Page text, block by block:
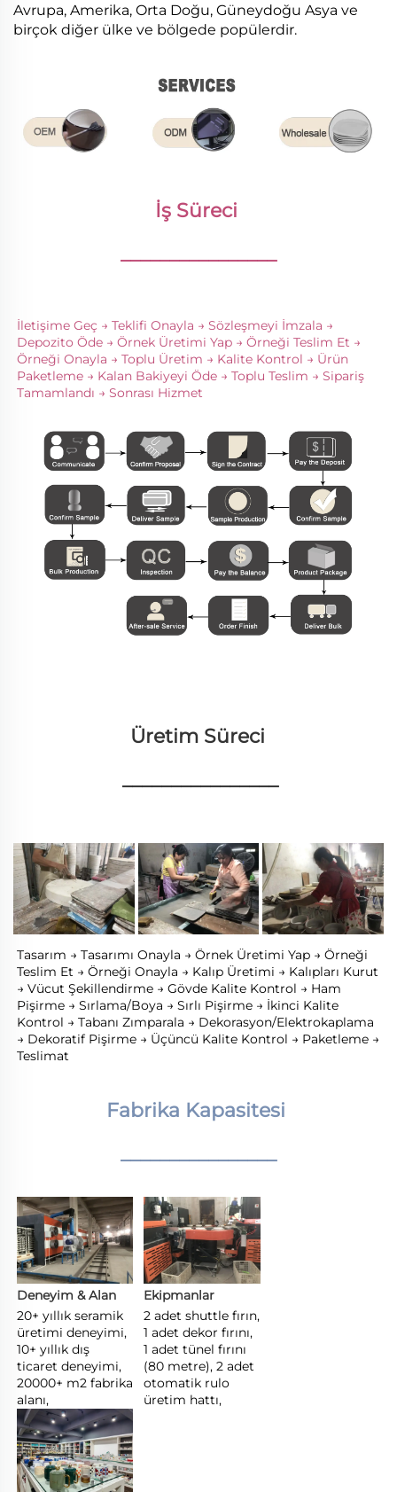
Avrupa, Amerika, Orta Doğu, Güneydoğu Asya ve
birçok diğer ülke ve bölgede popülerdir.
İş Süreci
________________
İletişime Geç → Teklifi Onayla → Sözleşmeyi İmzala →
Depozito Öde → Örnek Üretimi Yap → Örneği Teslim Et →
Örneği Onayla → Toplu Üretim → Kalite Kontrol → Ürün
Paketleme → Kalan Bakiyeyi Öde → Toplu Teslim → Sipariş
Tamamlandı → Sonrası Hizmet
Üretim Süreci
________________
Tasarım → Tasarımı Onayla → Örnek Üretimi Yap → Örneği
Teslim Et → Örneği Onayla → Kalıp Üretimi → Kalıpları Kurut
→ Vücut Şekillendirme → Gövde Kalite Kontrol → Ham
Pişirme → Sırlama/Boya → Sırlı Pişirme → İkinci Kalite
Kontrol → Tabanı Zımparala → Dekorasyon/Elektrokaplama
→ Dekoratif Pişirme → Üçüncü Kalite Kontrol → Paketleme →
Teslimat
Fabrika Kapasitesi
________________
Deneyim & Alan
20+ yıllık seramik
üretimi deneyimi,
10+ yıllık dış
ticaret deneyimi,
20000+ m2 fabrika
alanı,
Ekipmanlar
2 adet shuttle fırın,
1 adet dekor fırını,
1 adet tünel fırını
(80 metre), 2 adet
otomatik rulo
üretim hattı,